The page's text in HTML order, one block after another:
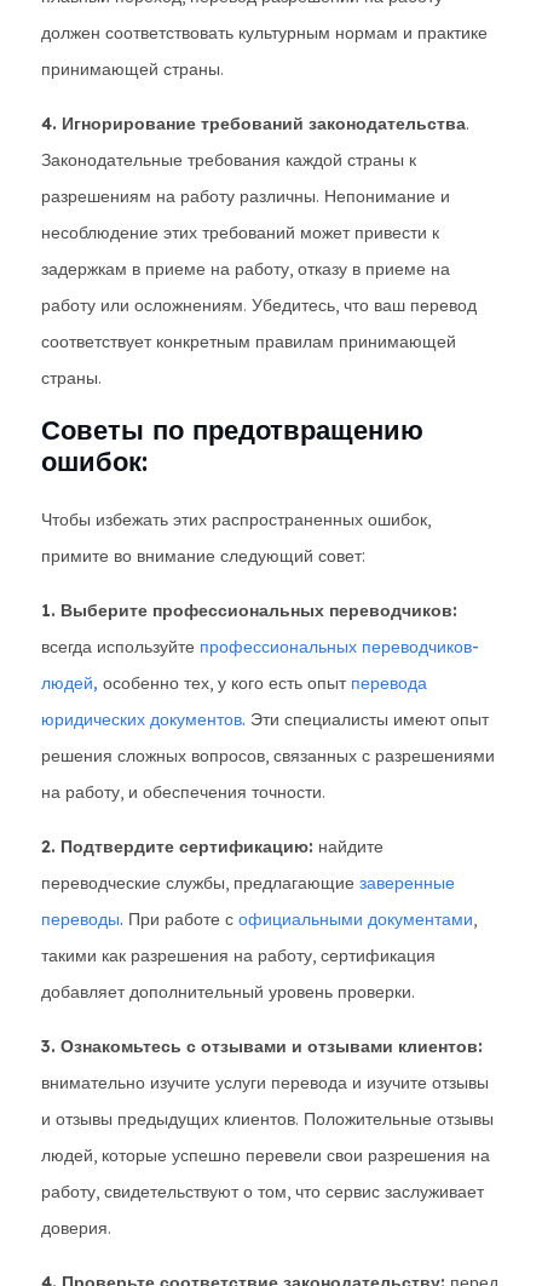
должен соответствовать культурным нормам и практике
принимающей страны.
4. Игнорирование требований законодательства.
Законодательные требования каждой страны к
разрешениям на работу различны. Непонимание и
несоблюдение этих требований может привести к
задержкам в приеме на работу, отказу в приеме на
работу или осложнениям. Убедитесь, что ваш перевод
соответствует конкретным правилам принимающей
страны.
Советы по предотвращению
ошибок:
Чтобы избежать этих распространенных ошибок,
примите во внимание следующий совет:
1. Выберите профессиональных переводчиков:
всегда используйте профессиональных переводчиков-
людей, особенно тех, у кого есть опыт перевода
юридических документов. Эти специалисты имеют опыт
решения сложных вопросов, связанных с разрешениями
на работу, и обеспечения точности.
2. Подтвердите сертификацию: найдите
переводческие службы, предлагающие заверенные
переводы. При работе с официальными документами,
такими как разрешения на работу, сертификация
добавляет дополнительный уровень проверки.
3. Ознакомьтесь с отзывами и отзывами клиентов:
внимательно изучите услуги перевода и изучите отзывы
и отзывы предыдущих клиентов. Положительные отзывы
людей, которые успешно перевели свои разрешения на
работу, свидетельствуют о том, что сервис заслуживает
доверия.